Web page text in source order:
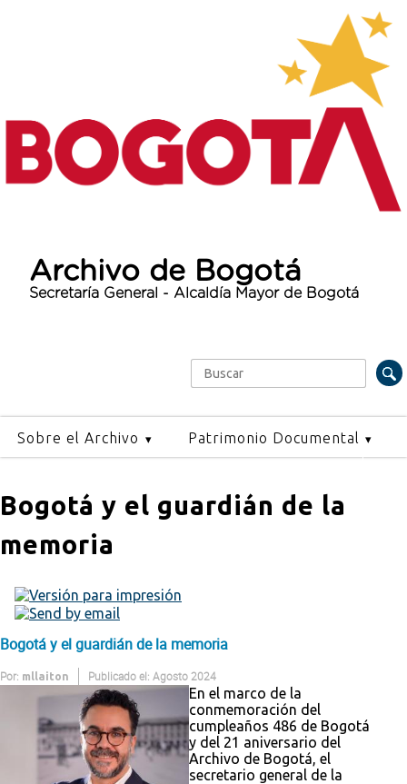
Archivo de Bogotá
Secretaría General - Alcaldía Mayor de Bogotá
Formulario de búsqueda
Buscar
Sobre el Archivo Patrimonio Documental
Bogotá y el guardián de la
memoria
Bogotá y el guardián de la memoria
Por: mllaiton Publicado el: Agosto 2024
En el marco de la
conmemoración del
cumpleaños 486 de Bogotá
y del 21 aniversario del
Archivo de Bogotá, el
secretario general de la